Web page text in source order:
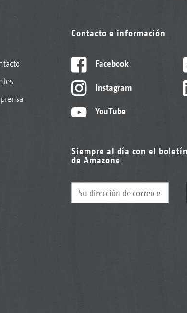
Contacto e información
Facebook
Instagram
YouTube
Siempre al día con el
de Amazone